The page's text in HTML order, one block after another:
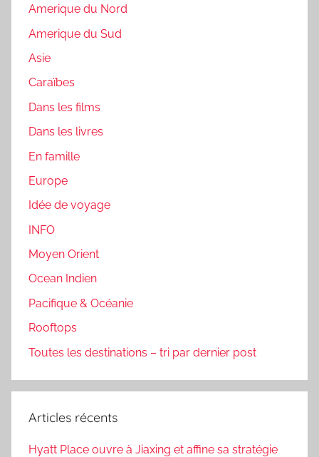
Amerique du Nord
Amerique du Sud
Asie
Caraïbes
Dans les films
Dans les livres
En famille
Europe
Idée de voyage
INFO
Moyen Orient
Ocean Indien
Pacifique & Océanie
Rooftops
Toutes les destinations – tri par dernier post
Articles récents
Hyatt Place ouvre à Jiaxing et affine sa stratégie